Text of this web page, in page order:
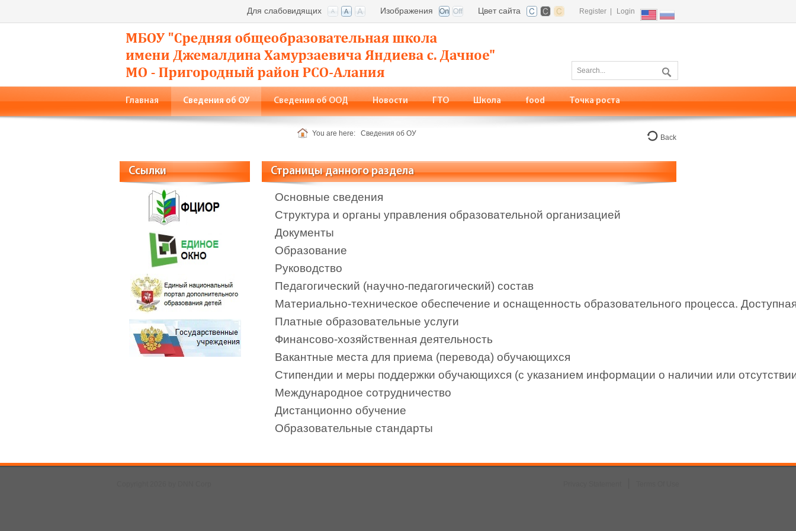
Register Login
Цвет сайта
Изображения
Для слабовидящих
Главная Сведения об ОУ Сведения об ООД Новости ГТО Школа food Точка роста
You are here: Сведения об ОУ Back
Ссылки Страницы данного раздела
Основные сведения
Структура и органы управления образовательной организацией
Документы
Образование
Руководство
Педагогический (научно-педагогический) состав
Материально-техническое обеспечение и оснащенность образовательного процесса.
Платные образовательные услуги
Финансово-хозяйственная деятельность
Вакантные места для приема (перевода) обучающихся
Стипендии и меры поддержки обучающихся (с указанием информации о наличии или
Международное сотрудничество
Дистанционно обучение
Образовательные стандарты